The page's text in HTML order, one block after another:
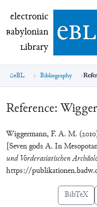
electronic Babylonian
electronic
Babylonian
Library ebl
eBL Bibliography
Reference:
Wiggermann, F. A. M.
[Seven gods A. In
und Vorderasiatischen
https://
BibTeX